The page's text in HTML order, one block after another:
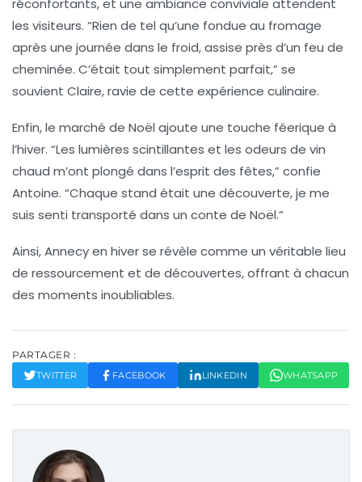
réconfortants, et une ambiance conviviale attendent
les visiteurs. “Rien de tel qu’une fondue au fromage
après une journée dans le froid, assise près d’un feu de
cheminée. C’était tout simplement parfait,” se
souvient Claire, ravie de cette expérience culinaire.
Enfin, le marché de Noël ajoute une touche féerique à
l’hiver. “Les lumières scintillantes et les odeurs de vin
chaud m’ont plongé dans l’esprit des fêtes,” confie
Antoine. “Chaque stand était une découverte, je me
suis senti transporté dans un conte de Noël.”
Ainsi, Annecy en hiver se révèle comme un véritable lieu
de ressourcement et de découvertes, offrant à chacun
des moments inoubliables.
PARTAGER :
TWITTER FACEBOOK LINKEDIN WHATSAPP